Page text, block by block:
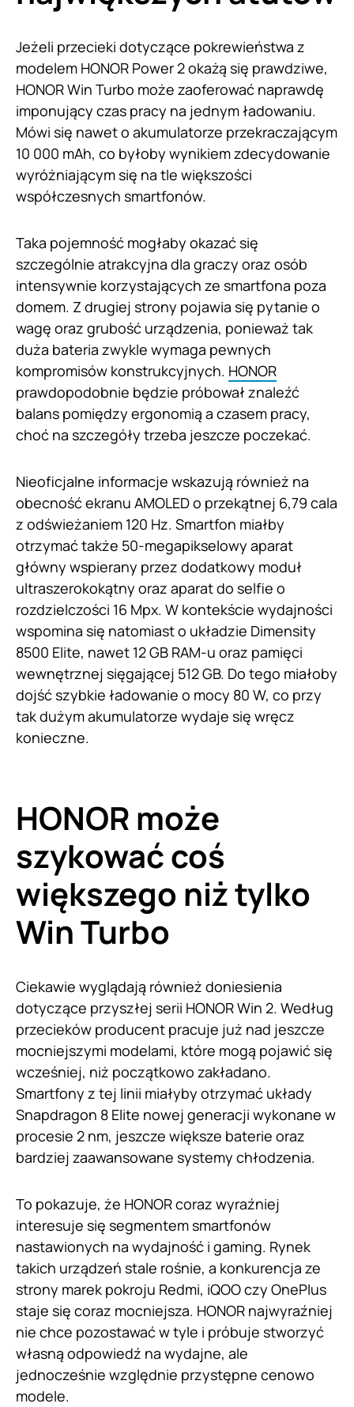
Jeżeli przecieki dotyczące pokrewieństwa z
modelem HONOR Power 2 okażą się prawdziwe,
HONOR Win Turbo może zaoferować naprawdę
imponujący czas pracy na jednym ładowaniu.
Mówi się nawet o akumulatorze przekraczającym
10 000 mAh, co byłoby wynikiem zdecydowanie
wyróżniającym się na tle większości
współczesnych smartfonów.
Taka pojemność mogłaby okazać się
szczególnie atrakcyjna dla graczy oraz osób
intensywnie korzystających ze smartfona poza
domem. Z drugiej strony pojawia się pytanie o
wagę oraz grubość urządzenia, ponieważ tak
duża bateria zwykle wymaga pewnych
kompromisów konstrukcyjnych. HONOR
prawdopodobnie będzie próbował znaleźć
balans pomiędzy ergonomią a czasem pracy,
choć na szczegóły trzeba jeszcze poczekać.
Nieoficjalne informacje wskazują również na
obecność ekranu AMOLED o przekątnej 6,79 cala
z odświeżaniem 120 Hz. Smartfon miałby
otrzymać także 50-megapikselowy aparat
główny wspierany przez dodatkowy moduł
ultraszerokokątny oraz aparat do selfie o
rozdzielczości 16 Mpx. W kontekście wydajności
wspomina się natomiast o układzie Dimensity
8500 Elite, nawet 12 GB RAM-u oraz pamięci
wewnętrznej sięgającej 512 GB. Do tego miałoby
dojść szybkie ładowanie o mocy 80 W, co przy
tak dużym akumulatorze wydaje się wręcz
konieczne.
HONOR może
szykować coś
większego niż tylko
Win Turbo
Ciekawie wyglądają również doniesienia
dotyczące przyszłej serii HONOR Win 2. Według
przecieków producent pracuje już nad jeszcze
mocniejszymi modelami, które mogą pojawić się
wcześniej, niż początkowo zakładano.
Smartfony z tej linii miałyby otrzymać układy
Snapdragon 8 Elite nowej generacji wykonane w
procesie 2 nm, jeszcze większe baterie oraz
bardziej zaawansowane systemy chłodzenia.
To pokazuje, że HONOR coraz wyraźniej
interesuje się segmentem smartfonów
nastawionych na wydajność i gaming. Rynek
takich urządzeń stale rośnie, a konkurencja ze
strony marek pokroju Redmi, iQOO czy OnePlus
staje się coraz mocniejsza. HONOR najwyraźniej
nie chce pozostawać w tyle i próbuje stworzyć
własną odpowiedź na wydajne, ale
jednocześnie względnie przystępne cenowo
modele.